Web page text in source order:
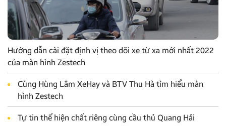
Hướng dẫn cài đặt định vị theo dõi xe từ xa mới nhất 2022
của màn hình Zestech
Cùng Hùng Lâm XeHay và BTV Thu Hà tìm hiểu màn
hình Zestech
Tự tin thể hiện chất riêng cùng cầu thủ Quang Hải